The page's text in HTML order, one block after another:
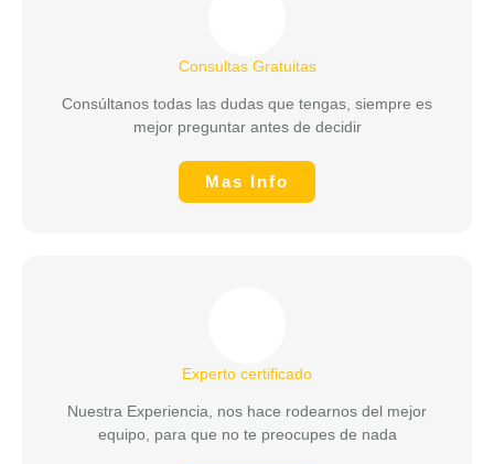
Consultas Gratuitas
Consúltanos todas las dudas que tengas, siempre es
mejor preguntar antes de decidir
Mas Info
Experto certificado
Nuestra Experiencia, nos hace rodearnos del mejor
equipo, para que no te preocupes de nada